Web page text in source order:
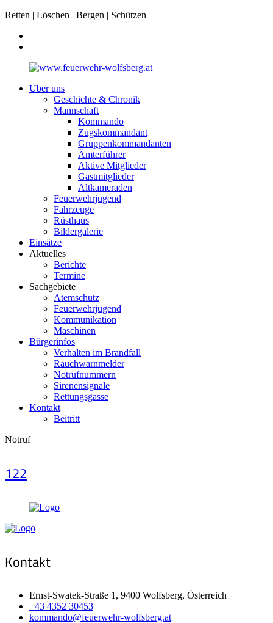
Retten | Löschen | Bergen | Schützen
Über uns
Geschichte & Chronik
Mannschaft
Kommando
Zugskommandant
Gruppenkommandanten
Ämterführer
Aktive Mitglieder
Gastmitglieder
Altkameraden
Feuerwehrjugend
Fahrzeuge
Rüsthaus
Bildergalerie
Einsätze
Aktuelles
Berichte
Termine
Sachgebiete
Atemschutz
Feuerwehrjugend
Kommunikation
Maschinen
Bürgerinfos
Verhalten im Brandfall
Rauchwarnmelder
Notrufnummern
Sirenensignale
Rettungsgasse
Kontakt
Beitritt
Notruf
122
Kontakt
Ernst-Swatek-Straße 1, 9400 Wolfsberg, Österreich
+43 4352 30453
kommando@feuerwehr-wolfsberg.at